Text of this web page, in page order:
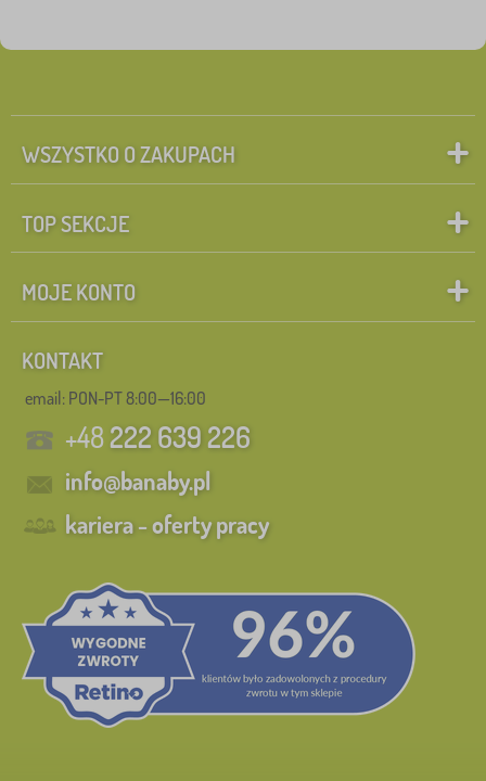
140x70 cm
45
200x80 cm
35
>
Szukaj w filtrze
Dostępność
Podkategorie
Marki
Usuń FILTRACJA
WSZYSTKO O ZAKUPACH
TOP SEKCJE
MOJE KONTO
KONTAKT
email: PON-PT 8:00—16:00
+48222 639 226
info@banaby.pl
kariera - oferty pracy